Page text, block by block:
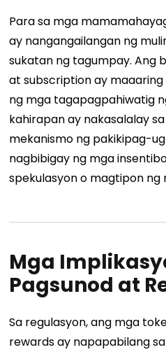
Para sa mga
ay nangangailangan ng
sukatan ng tagumpay. Ang
at subscription ay
ng mga tagapagpahiwatig
kahirapan ay nakasalalay
mekanismo ng pakikipag-
nagbibigay ng mga
spekulasyon o magtipon ng
Mga
Pagsunod at
Sa regulasyon, ang mga
rewards ay napapabilang